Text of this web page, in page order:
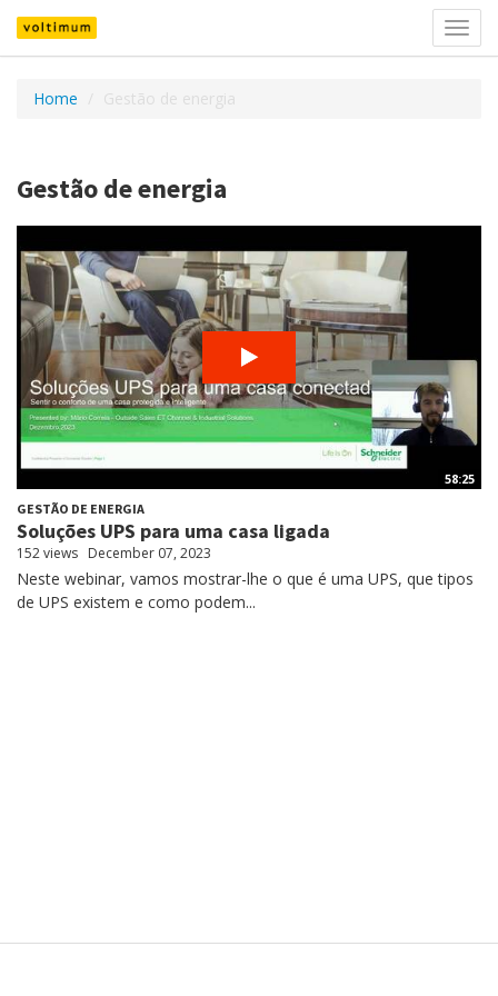
Home Gestão de energia
Gestão de energia
58:25
GESTÃO DE ENERGIA
Soluções UPS para uma casa ligada
152 views December 07, 2023
Neste webinar, vamos mostrar-lhe o que é uma UPS, que tipos
de UPS existem e como podem...